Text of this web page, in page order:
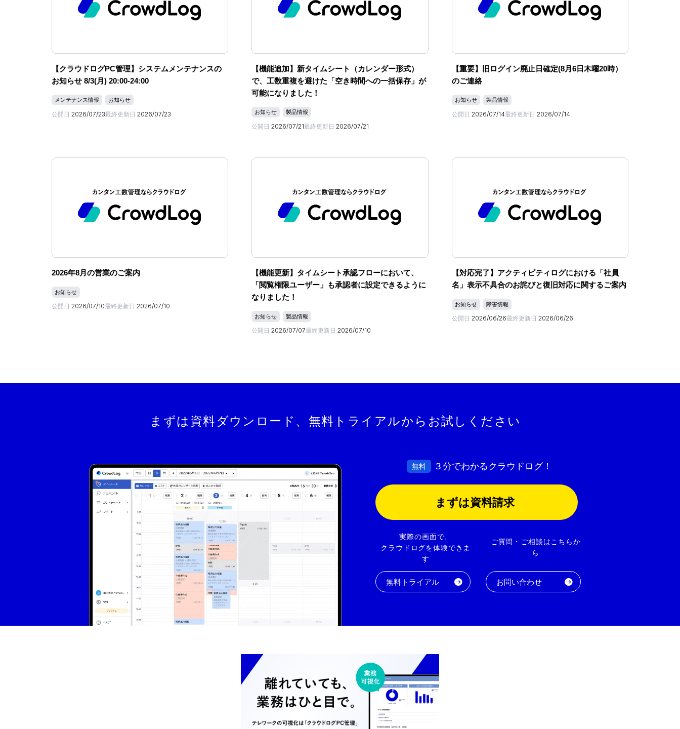
【クラウドログPC管理】システムメンテナンスの
お知らせ 8/3(月) 20:00-24:00
メンテナンス情報 お知らせ
公開日 2026/07/23最終更新日 2026/07/23
【機能追加】新タイムシート（カレンダー形式）
で、工数重複を避けた「空き時間への一括保存」が
可能になりました！
お知らせ 製品情報
公開日 2026/07/21最終更新日 2026/07/21
【重要】旧ログイン廃止日確定(8月6日木曜20時）
のご連絡
お知らせ 製品情報
公開日 2026/07/14最終更新日 2026/07/14
2026年8月の営業のご案内
お知らせ
公開日 2026/07/10最終更新日 2026/07/10
【機能更新】タイムシート承認フローにおいて、
「閲覧権限ユーザー」も承認者に設定できるように
なりました！
お知らせ 製品情報
公開日 2026/07/07最終更新日 2026/07/10
【対応完了】アクティビティログにおける「社員
名」表示不具合のお詫びと復旧対応に関するご案内
お知らせ 障害情報
公開日 2026/06/26最終更新日 2026/06/26
まずは資料ダウンロード、 無料トライアルからお試しください
無料 ３分でわかるクラウドログ！
まずは資料請求
実際の画面で、
クラウドログを体験できま
す
無料トライアル
ご質問・ご相談はこちらか
ら
お問い合わせ